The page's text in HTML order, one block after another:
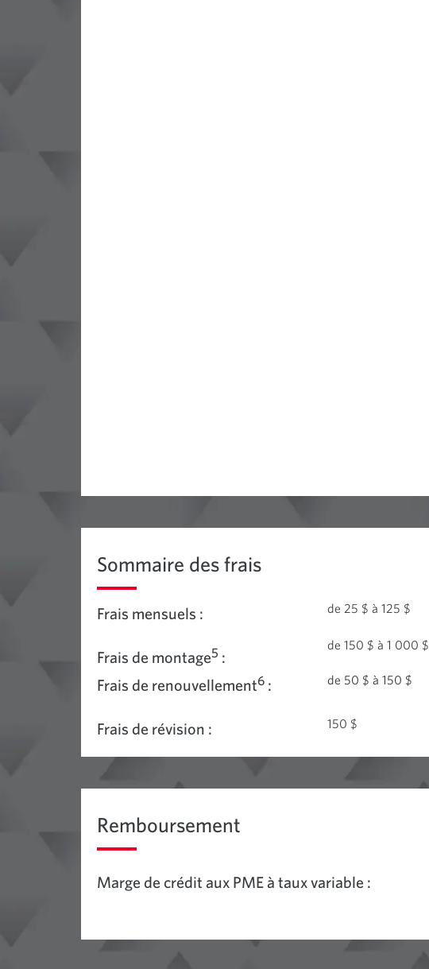
Sommaire des frais
Frais mensuels :
Frais de montage5 :
de 25 $ à 125 $
de 150 $ à 1 000 $
Frais de renouvellement6 : de 50 $ à 150 $
Frais de révision : 150 $
Remboursement
Marge de crédit aux PME à taux variable :